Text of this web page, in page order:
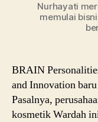
Nurhayati
memulai
BRAIN
and Innovation
Pasalnya,
kosmetik Wardah